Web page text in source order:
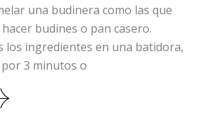
una budinera como las que
budines o pan casero.
los ingredientes en una batidora,
3 minutos o